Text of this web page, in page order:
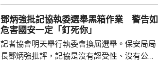
招牌菜式，較為耗時，而AI能因應需求快速推
薦適合的菜式；又指自己不...
鄧炳強批記協執委選舉黑箱作業 警告如
危害國安一定「釘死你」
記者協會明天舉行執委會換屆選舉。保安局局
長鄧炳強批評，記協是沒有認受性、沒有公信